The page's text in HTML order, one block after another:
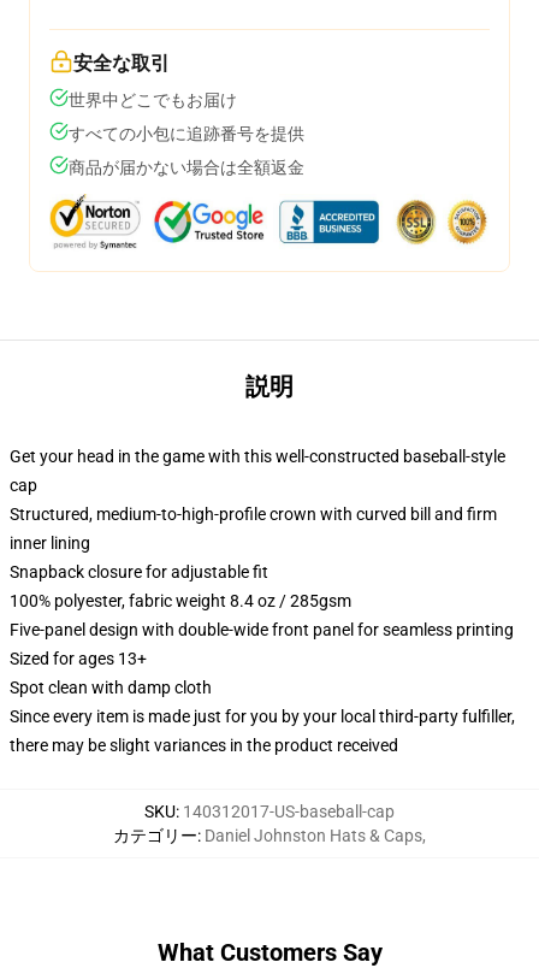
安全な取引
世界中どこでもお届け
すべての小包に追跡番号を提供
商品が届かない場合は全額返金
説明
Get your head in the game with this well-constructed baseball-style
cap
Structured, medium-to-high-profile crown with curved bill and firm
inner lining
Snapback closure for adjustable fit
100% polyester, fabric weight 8.4 oz / 285gsm
Five-panel design with double-wide front panel for seamless printing
Sized for ages 13+
Spot clean with damp cloth
Since every item is made just for you by your local third-party fulfiller,
there may be slight variances in the product received
SKU: 140312017-US-baseball-cap
カテゴリー: Daniel Johnston Hats & Caps,
What Customers Say